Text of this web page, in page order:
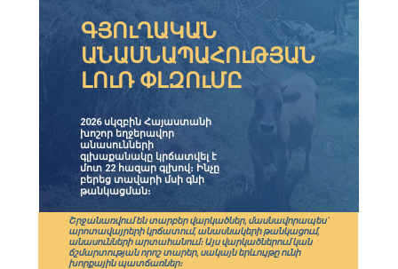
ԳՅՈւՂԱԿԱՆ
ԱՆԱՍՆԱՊԱՀՈւԹՅԱՆ
ԼՈւՌ ՓԼԶՈւՄԸ
2026 սկզբին Հայաստանի
խոշոր եղջերավոր
անասունների
գլխաքանակը կրճատվել է
մոտ 22 հազար գլխով։ Ինչը
բերեց տավարի մսի գնի
թանկացման։
Շրջանառվում են տարբեր վարկածներ, մասնավորապես`
արոտավայրերի կրճատում, անասնակերի թանկացում,
անասունների արտահանում։ Այս վարկածներում կան
ճշմարտության որոշ տարեր, սակայն երևույթը ունի
խորքային պատճառներ։